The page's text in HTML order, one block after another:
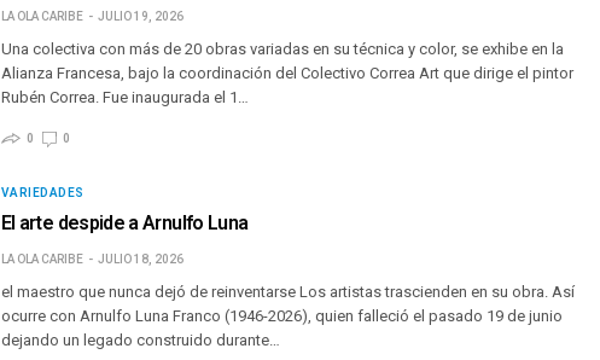
LA OLA CARIBE JULIO 19, 2026
Una colectiva con más de 20 obras variadas en su técnica y color, se exhibe en la
Alianza Francesa, bajo la coordinación del Colectivo Correa Art que dirige el pintor
Rubén Correa. Fue inaugurada el 1…
0 0
VARIEDADES
El arte despide a Arnulfo Luna
LA OLA CARIBE JULIO 18, 2026
el maestro que nunca dejó de reinventarse Los artistas trascienden en su obra. Así
ocurre con Arnulfo Luna Franco (1946-2026), quien falleció el pasado 19 de junio
dejando un legado construido durante…